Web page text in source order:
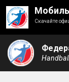
Скачайте